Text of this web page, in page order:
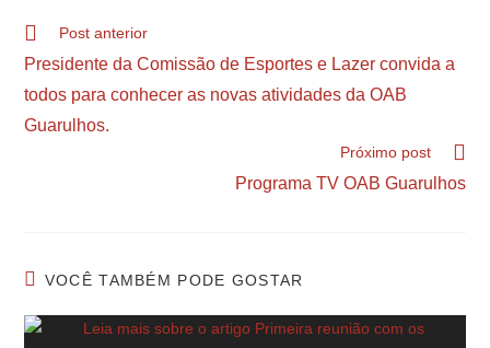
Post anterior
Presidente da Comissão de Esportes e Lazer convida a
todos para conhecer as novas atividades da OAB
Guarulhos.
Próximo post
Programa TV OAB Guarulhos
VOCÊ TAMBÉM PODE GOSTAR